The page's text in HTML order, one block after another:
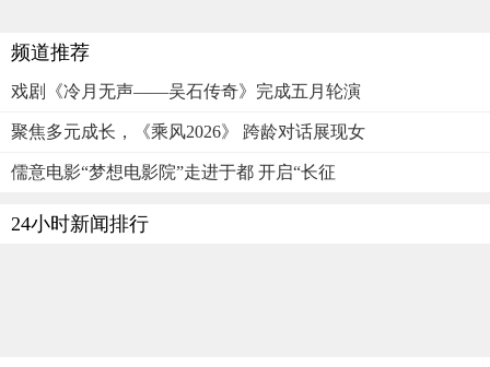
频道推荐
戏剧《冷月无声——吴石传奇》完成五月轮演
聚焦多元成长，《乘风2026》 跨龄对话展现女
儒意电影“梦想电影院”走进于都 开启“长征
24小时新闻排行